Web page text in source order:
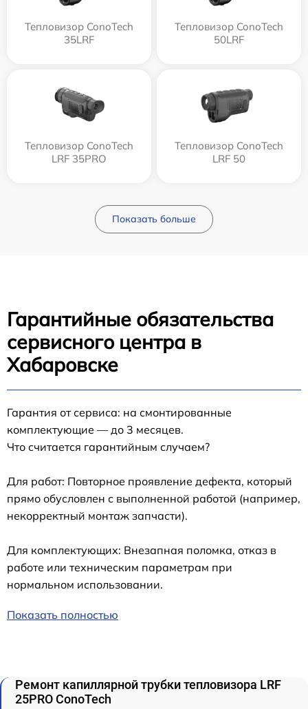
Тепловизор ConoTech
35LRF
Тепловизор ConoTech
50LRF
Тепловизор ConoTech
LRF 35PRO
Тепловизор ConoTech
LRF 50
Показать больше
Гарантийные обязательства
сервисного центра в
Хабаровске
Гарантия от сервиса: на смонтированные
комплектующие — до 3 месяцев.
Что считается гарантийным случаем?
Для работ: Повторное проявление дефекта, который
прямо обусловлен с выполненной работой (например,
некорректный монтаж запчасти).
Для комплектующих: Внезапная поломка, отказ в
работе или техническим параметрам при
нормальном использовании.
Показать полностью
Ремонт капиллярной трубки тепловизора LRF
25PRO ConoTech